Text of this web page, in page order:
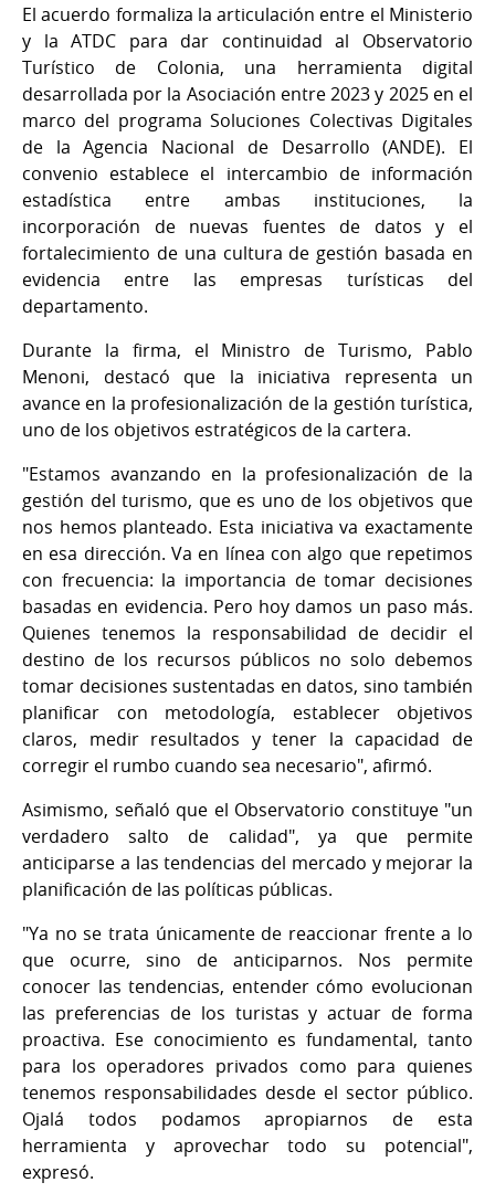
El acuerdo formaliza la articulación entre el Ministerio
y la ATDC para dar continuidad al Observatorio
Turístico de Colonia, una herramienta digital
desarrollada por la Asociación entre 2023 y 2025 en el
marco del programa Soluciones Colectivas Digitales
de la Agencia Nacional de Desarrollo (ANDE). El
convenio establece el intercambio de información
estadística entre ambas instituciones, la
incorporación de nuevas fuentes de datos y el
fortalecimiento de una cultura de gestión basada en
evidencia entre las empresas turísticas del
departamento.
Durante la firma, el Ministro de Turismo, Pablo
Menoni, destacó que la iniciativa representa un
avance en la profesionalización de la gestión turística,
uno de los objetivos estratégicos de la cartera.
"Estamos avanzando en la profesionalización de la
gestión del turismo, que es uno de los objetivos que
nos hemos planteado. Esta iniciativa va exactamente
en esa dirección. Va en línea con algo que repetimos
con frecuencia: la importancia de tomar decisiones
basadas en evidencia. Pero hoy damos un paso más.
Quienes tenemos la responsabilidad de decidir el
destino de los recursos públicos no solo debemos
tomar decisiones sustentadas en datos, sino también
planificar con metodología, establecer objetivos
claros, medir resultados y tener la capacidad de
corregir el rumbo cuando sea necesario", afirmó.
Asimismo, señaló que el Observatorio constituye "un
verdadero salto de calidad", ya que permite
anticiparse a las tendencias del mercado y mejorar la
planificación de las políticas públicas.
"Ya no se trata únicamente de reaccionar frente a lo
que ocurre, sino de anticiparnos. Nos permite
conocer las tendencias, entender cómo evolucionan
las preferencias de los turistas y actuar de forma
proactiva. Ese conocimiento es fundamental, tanto
para los operadores privados como para quienes
tenemos responsabilidades desde el sector público.
Ojalá todos podamos apropiarnos de esta
herramienta y aprovechar todo su potencial",
expresó.